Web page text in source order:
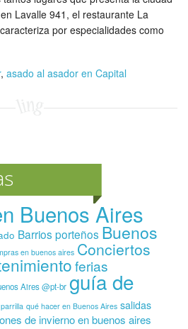
Lavalle 941, el restaurante La
por especialidades como
, asado al asador en Capital
Buenos Aires
Barrios porteños Buenos
en buenos aires Conciertos
ferias
Aires @pt-br guía de
parrilla qué hacer en Buenos Aires salidas
de invierno en buenos aires